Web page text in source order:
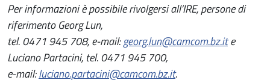
Per informazioni è possibile rivolgersi all’IRE, persone di
riferimento Georg Lun,
tel. 0471 945 708, e-mail:georg.lun@camcom.bz.ite
Luciano Partacini, tel. 0471 945 700,
e-mail:luciano.partacini@camcom.bz.it.